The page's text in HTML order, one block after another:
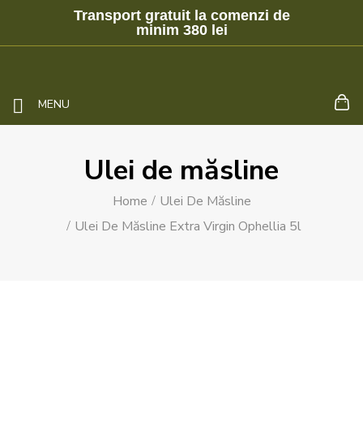
Transport gratuit la comenzi de
minim 380 lei
MENU
Ulei de măsline
Home
Ulei De Măsline
Ulei De Măsline Extra Virgin Ophellia 5l